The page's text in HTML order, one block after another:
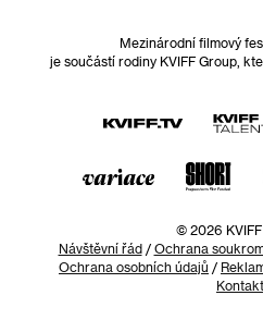
Mezinárodní filmový
je součástí rodiny KVIFF Group,
© 2026 KVIFF
Návštěvní řád/ Ochrana
Ochrana osobních údajů /